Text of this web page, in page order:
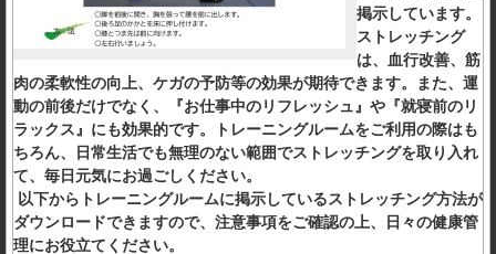
掲示しています。
ストレッチング
は、血行改善、筋
肉の柔軟性の向上、ケガの予防等の効果が期待できます。また、運
動の前後だけでなく、『お仕事中のリフレッシュ』や『就寝前のリ
ラックス』にも効果的です。トレーニングルームをご利用の際はも
ちろん、日常生活でも無理のない範囲でストレッチングを取り入れ
て、毎日元気にお過ごしください。
以下からトレーニングルームに掲示しているストレッチング方法が
ダウンロードできますので、注意事項をご確認の上、日々の健康管
理にお役立てください。